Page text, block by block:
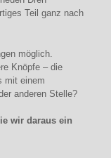
Teil ganz nach
möglich.
Knöpfe – die
mit einem
anderen Stelle?
wir daraus ein